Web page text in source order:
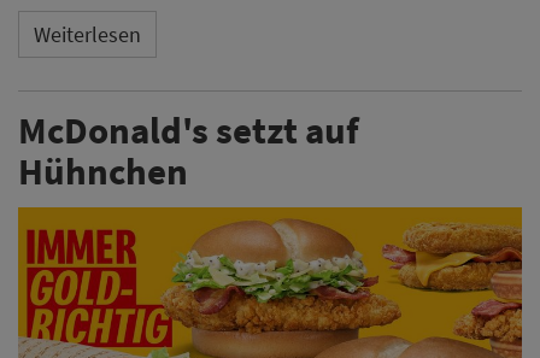
Weiterlesen
McDonald's setzt auf
Hühnchen